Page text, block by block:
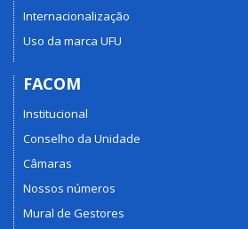
Internacionalização
Uso da marca UFU
FACOM
Institucional
Conselho da Unidade
Câmaras
Nossos números
Mural de Gestores